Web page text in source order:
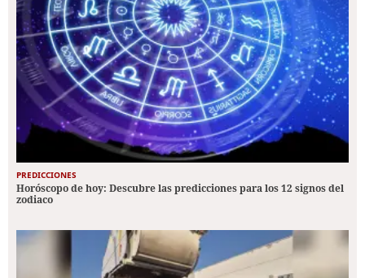
PREDICCIONES
Horóscopo de hoy: Descubre las predicciones para los 12 signos del
zodiaco